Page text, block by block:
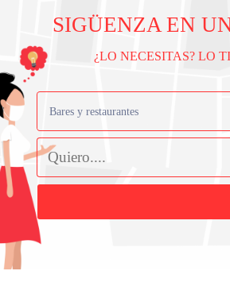
SIGÜENZA EN
¿LO NECESITAS? LO
Bares y restaurantes